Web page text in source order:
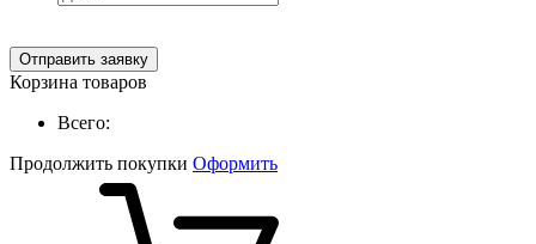
Отправить заявку
Корзина товаров
Всего:
Продолжить покупки Оформить